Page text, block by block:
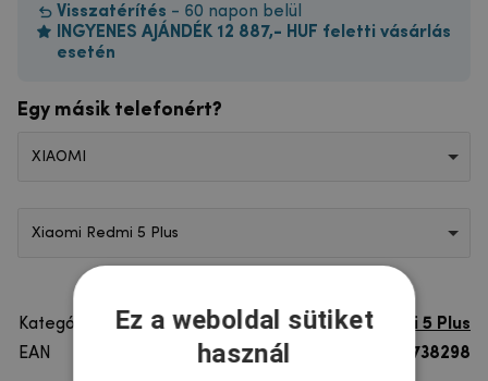
Visszatérítés - 60 napon belül
INGYENES AJÁNDÉK 12 887,- HUF feletti vásárlás
esetén
Egy másik telefonért?
XIAOMI
Xiaomi Redmi 5 Plus
Kategória
Xiaomi Redmi 5 Plus
EAN
8596579738298
Ez a weboldal sütiket
használ